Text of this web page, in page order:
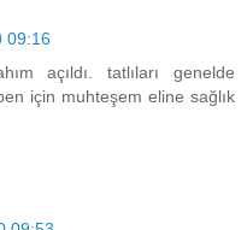
09:16
açıldı. tatlıları genelde
için muhteşem eline sağlık